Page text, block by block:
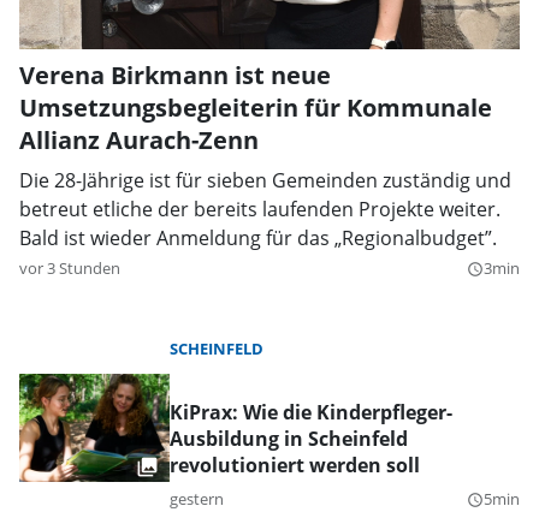
Verena Birkmann ist neue
Umsetzungsbegleiterin für Kommunale
Allianz Aurach-Zenn
Die 28-Jährige ist für sieben Gemeinden zuständig und
betreut etliche der bereits laufenden Projekte weiter.
Bald ist wieder Anmeldung für das „Regionalbudget”.
vor 3 Stunden query_builder3min
SCHEINFELD
KiPrax: Wie die Kinderpfleger-
Ausbildung in Scheinfeld
revolutioniert werden soll
gestern query_builder5min